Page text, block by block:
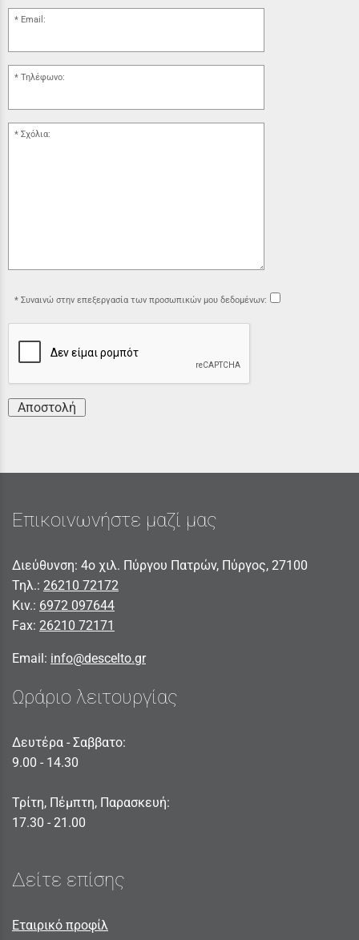
Email:
Τηλέφωνο:
Σχόλια:
Συναινώ στην επεξεργασία των προσωπικών μου δεδομένων:
Αποστολή
Επικοινωνήστε μαζί μας
Διεύθυνση: 4ο χιλ. Πύργου Πατρών, Πύργος, 27100
Τηλ.: 26210 72172
Κιν.: 6972 097644
Fax: 26210 72171
Email: info@descelto.gr
Ωράριο λειτουργίας
Δευτέρα - Σαββατο:
9.00 - 14.30
Τρίτη, Πέμπτη, Παρασκευή:
17.30 - 21.00
Δείτε επίσης
Εταιρικό προφίλ